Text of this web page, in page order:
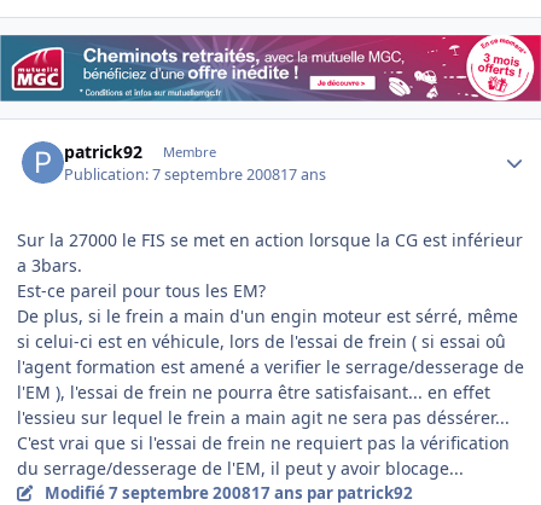
patrick92 Membre
Publication:7 septembre 200817 ans
Sur la 27000 le FIS se met en action lorsque la CG est inférieur
a 3bars.
Est-ce pareil pour tous les EM?
De plus, si le frein a main d'un engin moteur est sérré, même
si celui-ci est en véhicule, lors de l'essai de frein ( si essai oû
l'agent formation est amené a verifier le serrage/desserage de
l'EM ), l'essai de frein ne pourra être satisfaisant... en effet
l'essieu sur lequel le frein a main agit ne sera pas déssérer...
C'est vrai que si l'essai de frein ne requiert pas la vérification
du serrage/desserage de l'EM, il peut y avoir blocage...
Modifié7 septembre 200817 ans par patrick92